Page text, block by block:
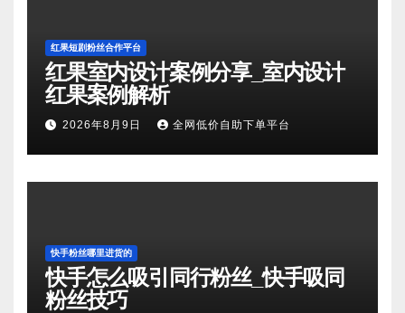
红果短剧粉丝合作平台
红果室内设计案例分享_室内设计
红果案例解析
2026年8月9日 全网低价自助下单平台
快手粉丝哪里进货的
快手怎么吸引同行粉丝_快手吸同
粉丝技巧